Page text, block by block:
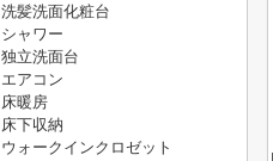
洗髪洗面化粧台
シャワー
独立洗面台
エアコン
床暖房
床下収納
ウォークインクロゼット